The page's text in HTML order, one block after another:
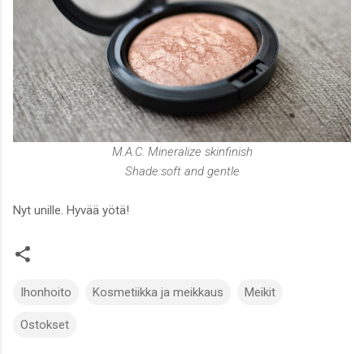
M.A.C. Mineralize skinfinish
Shade:soft and gentle
Nyt unille. Hyvää yötä!
Ihonhoito Kosmetiikka ja meikkaus Meikit
Ostokset